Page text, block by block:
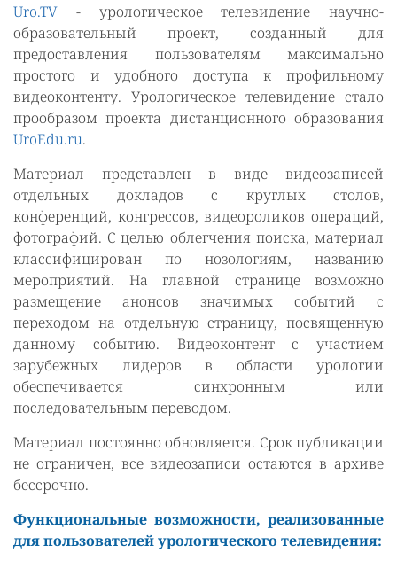
Uro.TV - урологическое телевидение научно-
образовательный проект, созданный для
предоставления пользователям максимально
простого и удобного доступа к профильному
видеоконтенту. Урологическое телевидение стало
прообразом проекта дистанционного образования
UroEdu.ru.
Материал представлен в виде видеозаписей
отдельных докладов с круглых столов,
конференций, конгрессов, видеороликов операций,
фотографий. С целью облегчения поиска, материал
классифицирован по нозологиям, названию
мероприятий. На главной странице возможно
размещение анонсов значимых событий с
переходом на отдельную страницу, посвященную
данному событию. Видеоконтент с участием
зарубежных лидеров в области урологии
обеспечивается синхронным или
последовательным переводом.
Материал постоянно обновляется. Срок публикации
не ограничен, все видеозаписи остаются в архиве
бессрочно.
Функциональные возможности, реализованные
для пользователей урологического телевидения: